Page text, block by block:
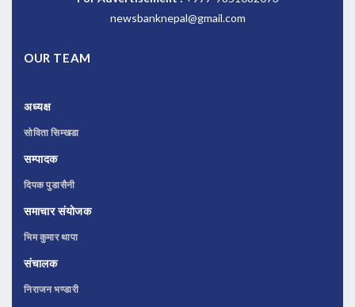
newsbanknepal@gmail.com
OUR TEAM
अध्यक्ष
सोविता सिम्खडा
सम्पादक
दिपक पुडासैनी
समाचार संयोजक
भिम कुमार थापा
संचालक
निराजन भण्डारी